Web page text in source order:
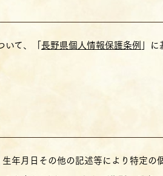
いて、「長野県個人情報保護条例」
年月日その他の記述等により特定